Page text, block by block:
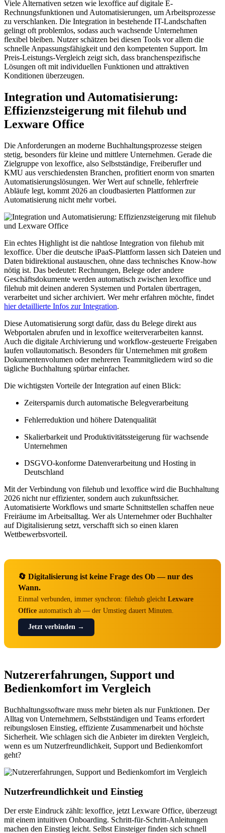
Viele Alternativen setzen wie lexoffice auf digitale E-
Rechnungsfunktionen und Automatisierungen, um Arbeitsprozesse
zu verschlanken. Die Integration in bestehende IT-Landschaften
gelingt oft problemlos, sodass auch wachsende Unternehmen
flexibel bleiben. Nutzer schätzen bei diesen Tools vor allem die
schnelle Anpassungsfähigkeit und den kompetenten Support. Im
Preis-Leistungs-Vergleich zeigt sich, dass branchenspezifische
Lösungen oft mit individuellen Funktionen und attraktiven
Konditionen überzeugen.
Integration und Automatisierung:
Effizienzsteigerung mit filehub und
Lexware Office
Die Anforderungen an moderne Buchhaltungsprozesse steigen
stetig, besonders für kleine und mittlere Unternehmen. Gerade die
Zielgruppe von lexoffice, also Selbstständige, Freiberufler und
KMU aus verschiedensten Branchen, profitiert enorm von smarten
Automatisierungslösungen. Wer Wert auf schnelle, fehlerfreie
Abläufe legt, kommt 2026 an cloudbasierten Plattformen zur
Automatisierung nicht mehr vorbei.
Ein echtes Highlight ist die nahtlose Integration von filehub mit
lexoffice. Über die deutsche iPaaS-Plattform lassen sich Dateien und
Daten bidirektional austauschen, ohne dass technisches Know-how
nötig ist. Das bedeutet: Rechnungen, Belege oder andere
Geschäftsdokumente werden automatisch zwischen lexoffice und
filehub mit deinen anderen Systemen und Portalen übertragen,
verarbeitet und sicher archiviert. Wer mehr erfahren möchte, findet
hier detaillierte Infos zur Integration.
Diese Automatisierung sorgt dafür, dass du Belege direkt aus
Webportalen abrufen und in lexoffice weiterverarbeiten kannst.
Auch die digitale Archivierung und workflow-gesteuerte Freigaben
laufen vollautomatisch. Besonders für Unternehmen mit großem
Dokumentenvolumen oder mehreren Teammitgliedern wird so die
tägliche Buchhaltung spürbar einfacher.
Die wichtigsten Vorteile der Integration auf einen Blick:
Zeitersparnis durch automatische Belegverarbeitung
Fehlerreduktion und höhere Datenqualität
Skalierbarkeit und Produktivitätssteigerung für wachsende
Unternehmen
DSGVO-konforme Datenverarbeitung und Hosting in
Deutschland
Mit der Verbindung von filehub und lexoffice wird die Buchhaltung
2026 nicht nur effizienter, sondern auch zukunftssicher.
Automatisierte Workflows und smarte Schnittstellen schaffen neue
Freiräume im Arbeitsalltag. Wer als Unternehmer oder Buchhalter
auf Digitalisierung setzt, verschafft sich so einen klaren
Wettbewerbsvorteil.
🔄 Digitalisierung ist keine Frage des Ob — nur des
Wann.
Einmal verbunden, immer synchron: filehub gleicht Lexware
Office automatisch ab — der Umstieg dauert Minuten.
Jetzt verbinden →
Nutzererfahrungen, Support und
Bedienkomfort im Vergleich
Buchhaltungssoftware muss mehr bieten als nur Funktionen. Der
Alltag von Unternehmern, Selbstständigen und Teams erfordert
reibungslosen Einstieg, effiziente Zusammenarbeit und höchste
Sicherheit. Wie schlagen sich die Anbieter im direkten Vergleich,
wenn es um Nutzerfreundlichkeit, Support und Bedienkomfort
geht?
Nutzerfreundlichkeit und Einstieg
Der erste Eindruck zählt: lexoffice, jetzt Lexware Office, überzeugt
mit einem intuitiven Onboarding. Schritt-für-Schritt-Anleitungen
machen den Einstieg leicht. Selbst Einsteiger finden sich schnell